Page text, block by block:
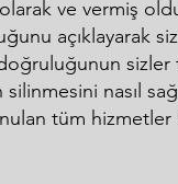
ve vermiş
açıklayarak
nasıl
tüm hizmetler